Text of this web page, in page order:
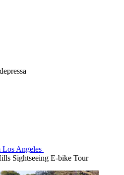
Los Angeles
Sightseeing E-bike Tour